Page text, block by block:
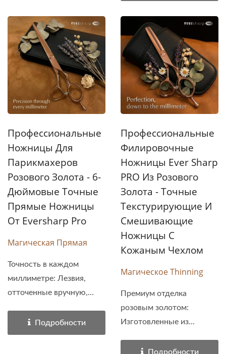
Профессиональные
Ножницы Для
Парикмахеров
Розового Золота - 6-
Дюймовые Точные
Прямые Ножницы
От Eversharp Pro
Магическая Прямая
Точность в каждом
миллиметре: Лезвия,
отточенные вручную,...
Подробности
Профессиональные
Филировочные
Ножницы Ever Sharp
PRO Из Розового
Золота - Точные
Текстурирующие И
Смешивающие
Ножницы С
Кожаным Чехлом
Магическое Thinning
Премиум отделка
розовым золотом:
Изготовленные из...
Подробности